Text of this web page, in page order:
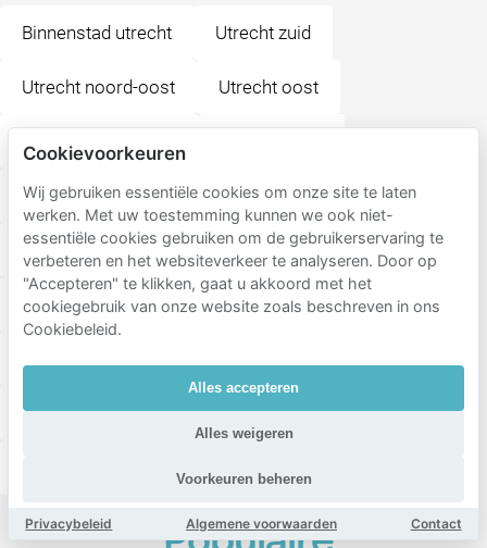
Binnenstad utrecht Utrecht zuid
Utrecht noord-oost Utrecht oost
Utrecht noord-west
Utrecht west Overvecht Vleuten-de meern
Kanaleneiland-Zuid Transwijk-Zuid
Transwijk-Noord Kanaleneiland-Noord
Welgelegen Dichterswijk Transwijk
Bedrijvengebied Kanaleneiland
Cookievoorkeuren
Wij gebruiken essentiële cookies om onze site te laten
werken. Met uw toestemming kunnen we ook niet-
essentiële cookies gebruiken om de gebruikerservaring te
verbeteren en het websiteverkeer te analyseren. Door op
"Accepteren" te klikken, gaat u akkoord met het
cookiegebruik van onze website zoals beschreven in ons
Cookiebeleid.
Alles accepteren
Alles weigeren
Voorkeuren beheren
Privacybeleid Algemene voorwaarden Contact